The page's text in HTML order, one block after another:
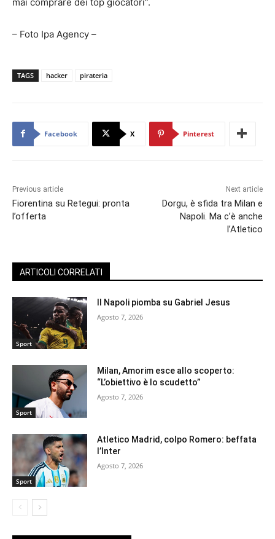
– Foto Ipa Agency –
TAGS hacker pirateria
Facebook X Pinterest
Previous article
Fiorentina su Retegui: pronta
l’offerta
Next article
Dorgu, è sfida tra Milan e
Napoli. Ma c’è anche
l’Atletico
ARTICOLI CORRELATI
Sport
Il Napoli piomba su Gabriel Jesus
Agosto 7, 2026
Sport
Milan, Amorim esce allo scoperto:
“L’obiettivo è lo scudetto”
Agosto 7, 2026
Sport
Atletico Madrid, colpo Romero: beffata
l’Inter
Agosto 7, 2026